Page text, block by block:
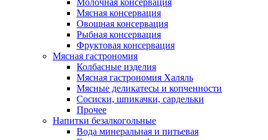
Молочная консервация
Мясная консервация
Овощная консервация
Рыбная консервация
Фруктовая консервация
Мясная гастрономия
Колбасные изделия
Мясная гастрономия Халяль
Мясные деликатесы и копченности
Сосиски, шпикачки, сардельки
Прочее
Напитки безалкогольные
Вода минеральная и питьевая